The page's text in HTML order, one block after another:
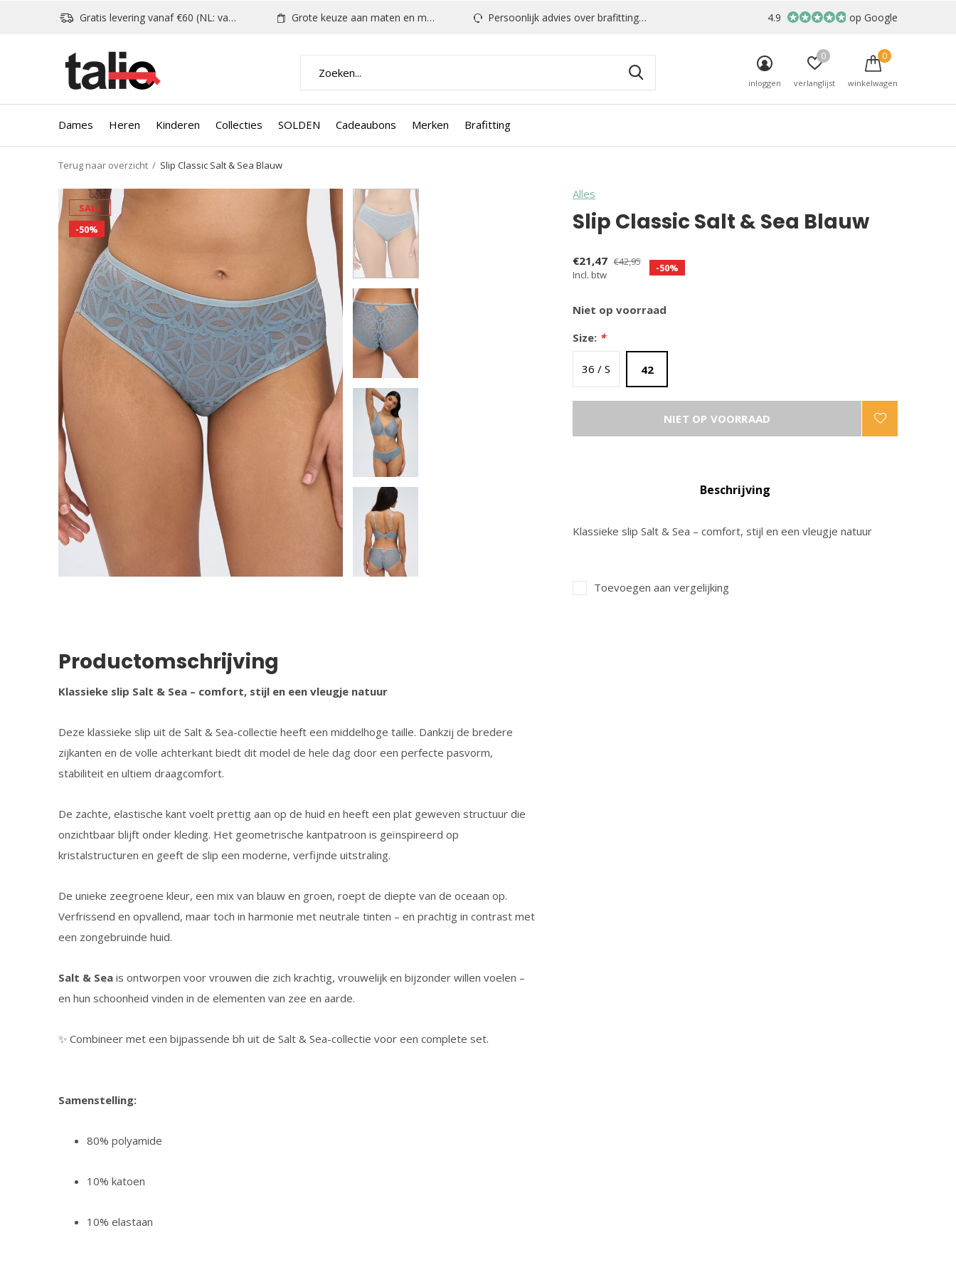
Dames Heren Kinderen Collecties SOLDEN Cadeaubons Merken Brafitting
inloggen verlanglijst
0
winkelwagen
0
Gratis levering vanaf €60 (NL: vanaf €80) Grote keuze aan maten en modellen Persoonlijk advies over brafitting & meer 4.9 op Google
Terug naar overzicht Slip Classic Salt & Sea Blauw
SALE
-50%
Alles
Slip Classic Salt & Sea Blauw
€21,47 €42,95
Incl. btw
-50%
Niet op voorraad
Size: *
36 / S 42
NIET OP VOORRAAD
Beschrijving
Klassieke slip Salt & Sea – comfort, stijl en een vleugje natuur
Toevoegen aan vergelijking
Productomschrijving
Klassieke slip Salt & Sea – comfort, stijl en een vleugje natuur
Deze klassieke slip uit de Salt & Sea-collectie heeft een middelhoge taille. Dankzij de bredere
zijkanten en de volle achterkant biedt dit model de hele dag door een perfecte pasvorm,
stabiliteit en ultiem draagcomfort.
De zachte, elastische kant voelt prettig aan op de huid en heeft een plat geweven structuur die
onzichtbaar blijft onder kleding. Het geometrische kantpatroon is geïnspireerd op
kristalstructuren en geeft de slip een moderne, verfijnde uitstraling.
De unieke zeegroene kleur, een mix van blauw en groen, roept de diepte van de oceaan op.
Verfrissend en opvallend, maar toch in harmonie met neutrale tinten – en prachtig in contrast met
een zongebruinde huid.
Salt & Sea is ontworpen voor vrouwen die zich krachtig, vrouwelijk en bijzonder willen voelen –
en hun schoonheid vinden in de elementen van zee en aarde.
✨ Combineer met een bijpassende bh uit de Salt & Sea-collectie voor een complete set.
Samenstelling:
80% polyamide
10% katoen
10% elastaan